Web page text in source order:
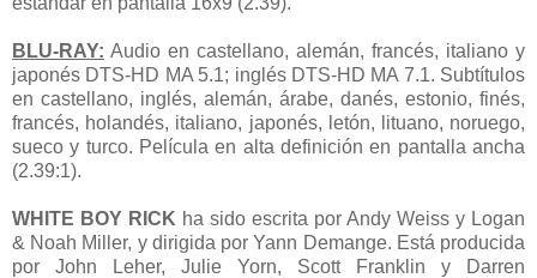
BLU-RAY: Audio en castellano, alemán, francés, italiano y
japonés DTS-HD MA 5.1; inglés DTS-HD MA 7.1. Subtítulos
en castellano, inglés, alemán, árabe, danés, estonio, finés,
francés, holandés, italiano, japonés, letón, lituano, noruego,
sueco y turco. Película en alta definición en pantalla ancha
(2.39:1).
WHITE BOY RICK ha sido escrita por Andy Weiss y Logan
& Noah Miller, y dirigida por Yann Demange. Está producida
por John Leher, Julie Yorn, Scott Franklin y Darren